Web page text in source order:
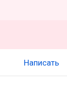
Написать